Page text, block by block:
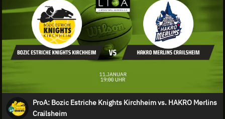
ProA: Bozic Estriche Knights Kirchheim vs. HAKRO Merlins
Crailsheim